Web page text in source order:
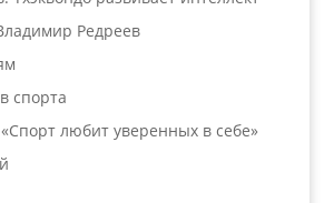
Редреев
спорта
любит уверенных в себе»